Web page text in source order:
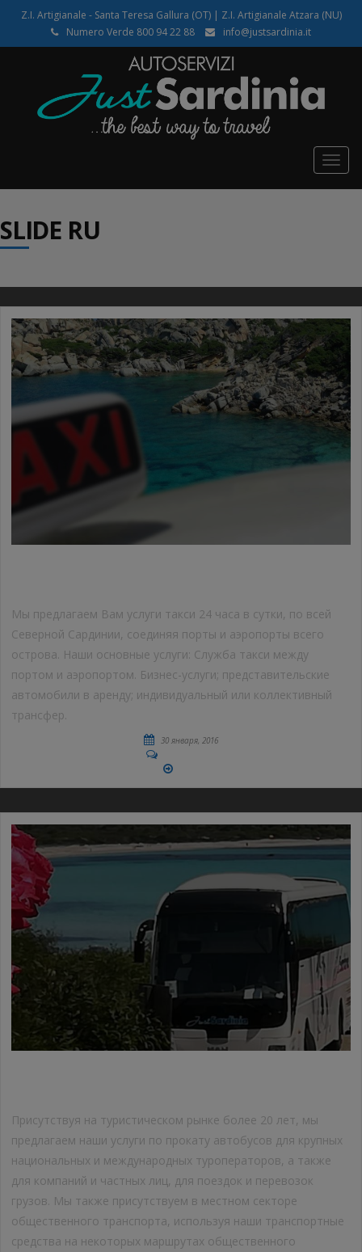
Z.I. Artigianale - Santa Teresa Gallura (OT) | Z.I. Artigianale Atzara (NU)
Numero Verde 800 94 22 88
info@justsardinia.it
SLIDE RU
Мы предлагаем Вам услуги такси 24 часа в сутки, по всей
Северной Сардинии, соединяя порты и аэропорты всего
острова. Наши основные услуги: Служба такси между
портом и аэропортом. Бизнес-услуги; представительские
автомобили в аренду; индивидуальный или коллективный
трансфер.
30 января, 2016
Присутствуя на туристическом рынке более 20 лет, мы
предлагаем наши услуги по прокату автобусов для крупных
национальных и международных туроператоров, а также
для компаний и частных лиц, для поездок и перевозок
грузов. Мы также присутствуем в местном секторе
общественного транспорта, используя наши транспортные
средства на некоторых маршрутах общественного